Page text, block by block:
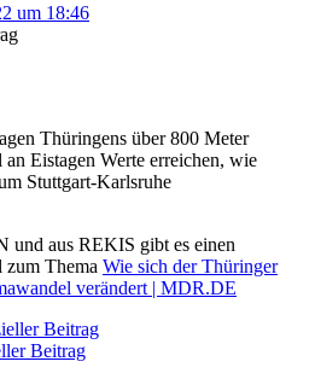
um 18:46
Thüringens über 800 Meter
Eistagen Werte erreichen, wie
Stuttgart-Karlsruhe
aus REKIS gibt es einen
Thema Wie sich der Thüringer
verändert | MDR.DE
Beitrag
Beitrag